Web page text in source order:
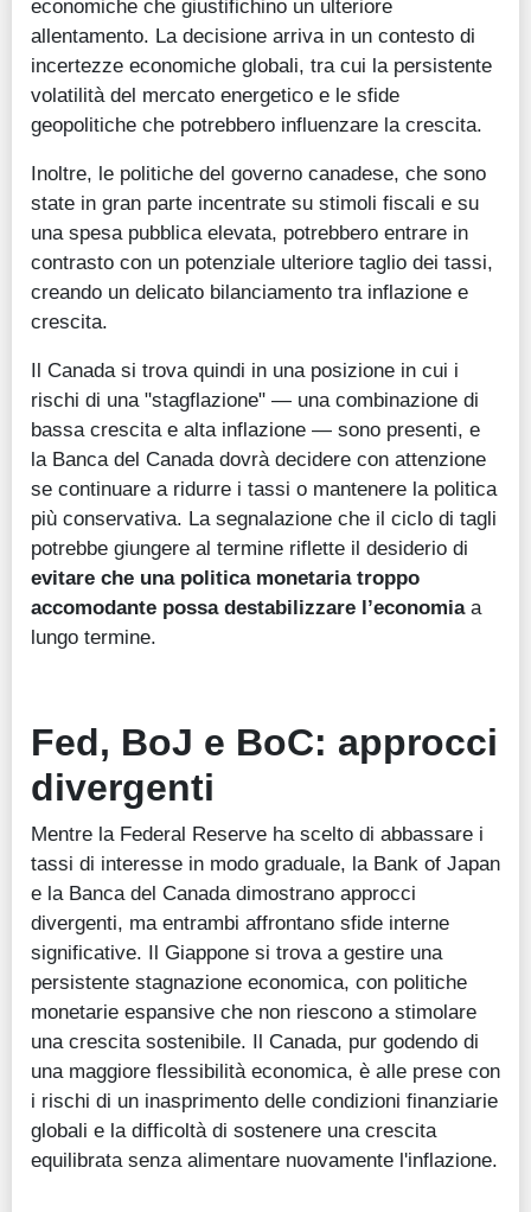
economiche che giustifichino un ulteriore
allentamento. La decisione arriva in un contesto di
incertezze economiche globali, tra cui la persistente
volatilità del mercato energetico e le sfide
geopolitiche che potrebbero influenzare la crescita.
Inoltre, le politiche del governo canadese, che sono
state in gran parte incentrate su stimoli fiscali e su
una spesa pubblica elevata, potrebbero entrare in
contrasto con un potenziale ulteriore taglio dei tassi,
creando un delicato bilanciamento tra inflazione e
crescita.
Il Canada si trova quindi in una posizione in cui i
rischi di una "stagflazione" — una combinazione di
bassa crescita e alta inflazione — sono presenti, e
la Banca del Canada dovrà decidere con attenzione
se continuare a ridurre i tassi o mantenere la politica
più conservativa. La segnalazione che il ciclo di tagli
potrebbe giungere al termine riflette il desiderio di
evitare che una politica monetaria troppo
accomodante possa destabilizzare l’economia a
lungo termine.
Fed, BoJ e BoC: approcci
divergenti
Mentre la Federal Reserve ha scelto di abbassare i
tassi di interesse in modo graduale, la Bank of Japan
e la Banca del Canada dimostrano approcci
divergenti, ma entrambi affrontano sfide interne
significative. Il Giappone si trova a gestire una
persistente stagnazione economica, con politiche
monetarie espansive che non riescono a stimolare
una crescita sostenibile. Il Canada, pur godendo di
una maggiore flessibilità economica, è alle prese con
i rischi di un inasprimento delle condizioni finanziarie
globali e la difficoltà di sostenere una crescita
equilibrata senza alimentare nuovamente l'inflazione.